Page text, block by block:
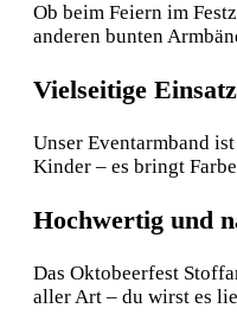
Ob beim Feiern im
anderen bunten
Vielseitige
Unser Eventarmband
Kinder – es bringt
Hochwertig und
Das Oktobeerfest
aller Art – du wirst es